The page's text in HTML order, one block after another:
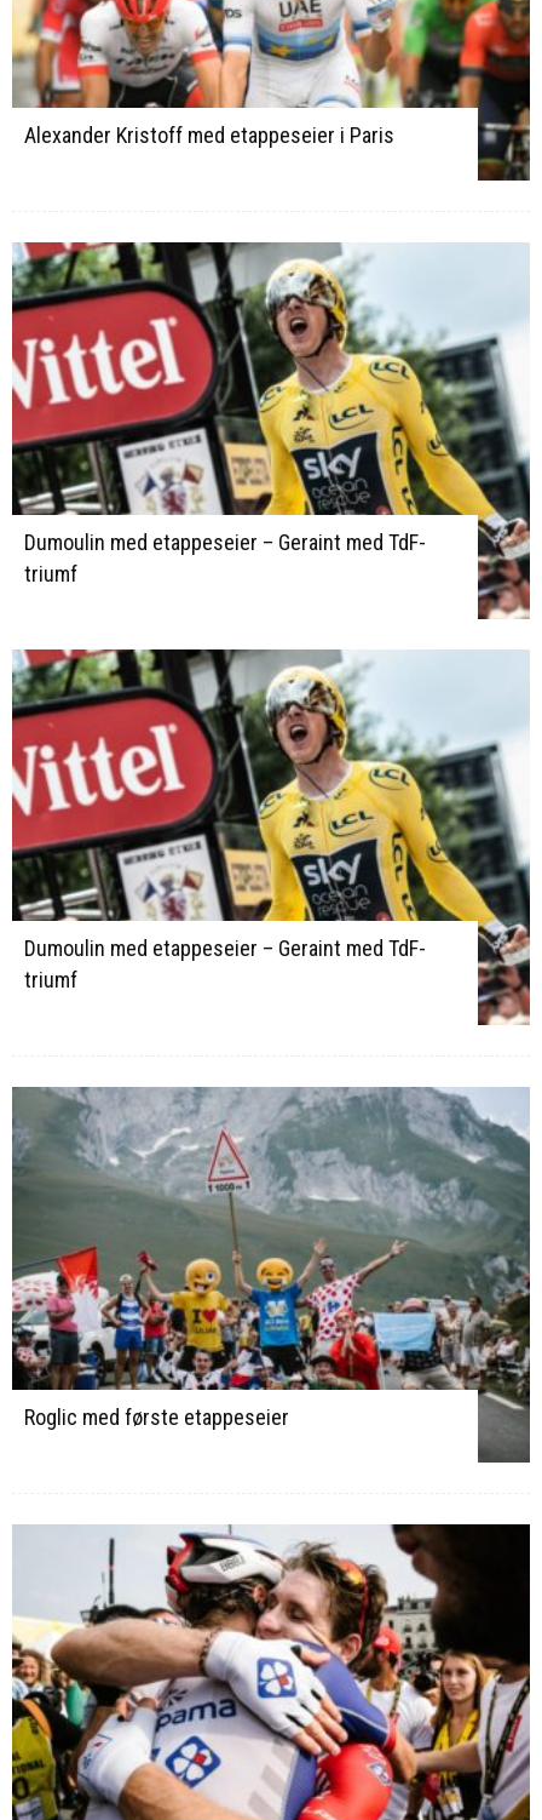
Alexander Kristoff med etappeseier i Paris
Dumoulin med etappeseier – Geraint med TdF-
triumf
Dumoulin med etappeseier – Geraint med TdF-
triumf
Roglic med første etappeseier